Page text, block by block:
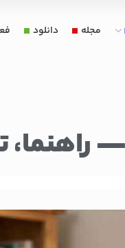
مجله دانلود